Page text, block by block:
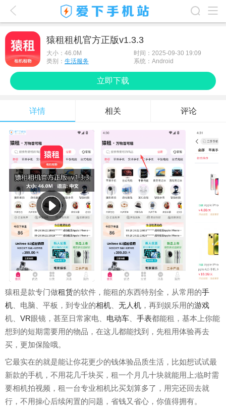
应用排行榜
最新游戏
最新应用
手机使用
游戏攻略
猿租租机官方正版v1.3.3
大小： 46.0M
时间：2025-09-30 19:09
类别： 生活服务 系统：Android
立即下载
详情 相关 评论
猿租是款专门做租赁的软件，能租的东西特别全，从常用的手
机 、电脑、平板，到专业的相机 无人机 ，再到娱乐用的游戏
机、 VR眼镜，甚至日常家电、 电动车 手表都能租，基本上你能
想到的短期需要用的物品，在这儿都能找到，先租用体验再去
买，更加保险哦。
它最实在的就是能让你花更少的钱体验品质生活，比如想试试最
新款的手机，不用花几千块买，租一个月几十块就能用上;临时需
要相机拍视频，租一台专业相机比买划算多了，用完还回去就
行，不用操心后续闲置的问题，省钱又省心，你值得拥有。